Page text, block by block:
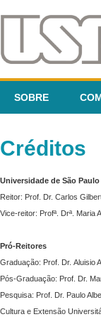
SOBRE
Créditos
Universidade de São Paulo
Reitor: Prof. Dr. Carlos
Vice-reitor: Profª. Drª. Maria
Pró-Reitores
Graduação: Prof. Dr. Aluisio
Pós-Graduação: Prof. Dr.
Pesquisa: Prof. Dr. Paulo
Cultura e Extensão